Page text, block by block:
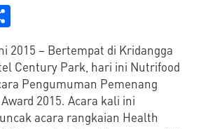
2015 – Bertempat di Kridangga
Century Park, hari ini Nutrifood
Pengumuman Pemenang
2015. Acara kali ini
acara rangkaian Health